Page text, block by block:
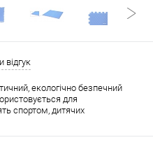
відгук
екологічно безпечний
для
спортом, дитячих